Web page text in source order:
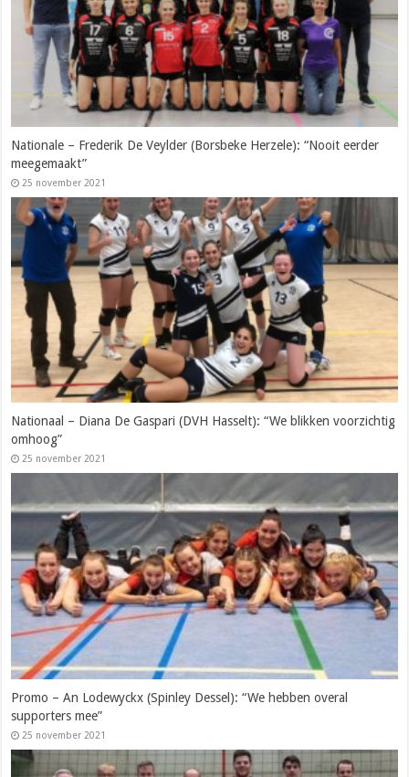
Nationale – Frederik De Veylder (Borsbeke Herzele): “Nooit eerder
meegemaakt”
25 november 2021
Nationaal – Diana De Gaspari (DVH Hasselt): “We blikken voorzichtig
omhoog”
25 november 2021
Promo – An Lodewyckx (Spinley Dessel): “We hebben overal
supporters mee”
25 november 2021